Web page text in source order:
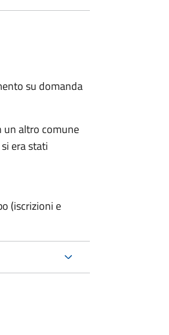
su domanda
un altro comune
era stati
(iscrizioni e